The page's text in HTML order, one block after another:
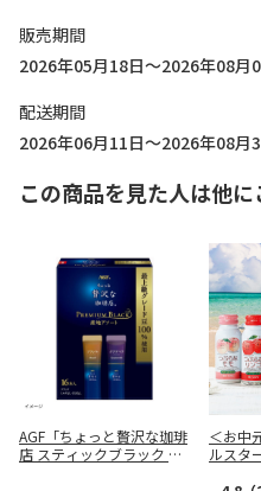
販売期間
2026年05月18日～2026年08月
配送期間
2026年06月11日～2026年08月
この商品を見た人は他
AGF「ちょっと贅沢な珈琲
店 スティックブラック プ
＜お中
ルスタ